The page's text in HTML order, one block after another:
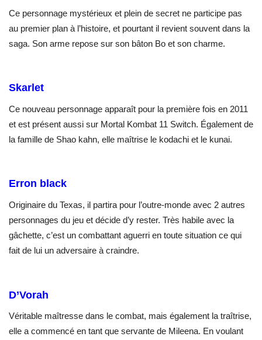
Ce personnage mystérieux et plein de secret ne participe pas
au premier plan à l’histoire, et pourtant il revient souvent dans la
saga. Son arme repose sur son bâton Bo et son charme.
Skarlet
Ce nouveau personnage apparaît pour la première fois en 2011
et est présent aussi sur Mortal Kombat 11 Switch. Également de
la famille de Shao kahn, elle maîtrise le kodachi et le kunai.
Erron black
Originaire du Texas, il partira pour l’outre-monde avec 2 autres
personnages du jeu et décide d’y rester. Très habile avec la
gâchette, c’est un combattant aguerri en toute situation ce qui
fait de lui un adversaire à craindre.
D’Vorah
Véritable maîtresse dans le combat, mais également la traîtrise,
elle a commencé en tant que servante de Mileena. En voulant